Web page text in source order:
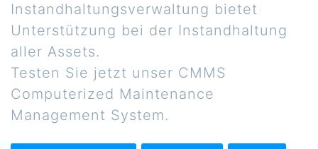
Instandhaltungsverwaltung bietet
Unterstützung bei der Instandhaltung
aller Assets.
Testen Sie jetzt unser CMMS
Computerized Maintenance
Management System.